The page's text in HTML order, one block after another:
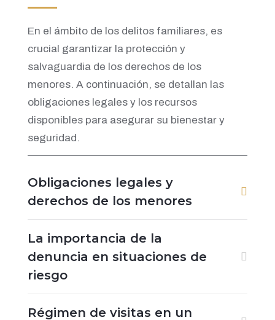
En el ámbito de los delitos familiares, es
crucial garantizar la protección y
salvaguardia de los derechos de los
menores. A continuación, se detallan las
obligaciones legales y los recursos
disponibles para asegurar su bienestar y
seguridad.
Obligaciones legales y
derechos de los menores
La importancia de la
denuncia en situaciones de
riesgo
Régimen de visitas en un